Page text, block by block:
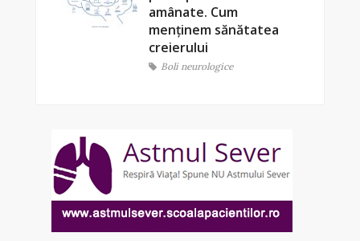
amânate. Cum
menținem sănătatea
creierului
Boli neurologice